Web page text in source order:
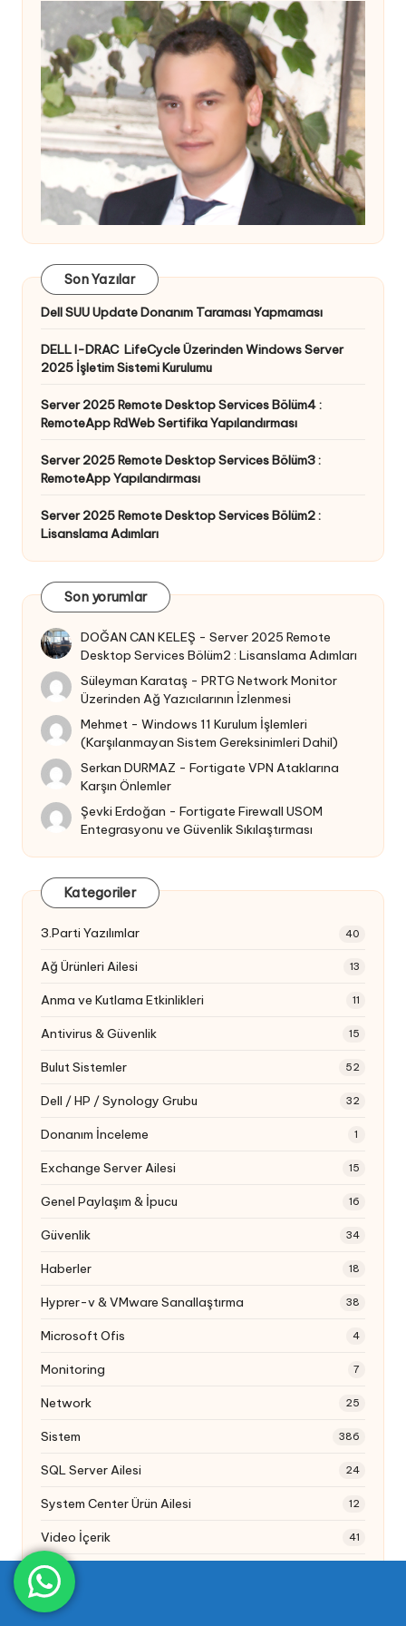
Son Yazılar
Dell SUU Update Donanım Taraması Yapmaması
DELL I-DRAC LifeCycle Üzerinden Windows Server
2025 İşletim Sistemi Kurulumu
Server 2025 Remote Desktop Services Bölüm4 :
RemoteApp RdWeb Sertifika Yapılandırması
Server 2025 Remote Desktop Services Bölüm3 :
RemoteApp Yapılandırması
Server 2025 Remote Desktop Services Bölüm2 :
Lisanslama Adımları
Son yorumlar
DOĞAN CAN KELEŞ -Server 2025 Remote
Desktop Services Bölüm2 : Lisanslama Adımları
Süleyman Karataş -PRTG Network Monitor
Üzerinden Ağ Yazıcılarının İzlenmesi
Mehmet -Windows 11 Kurulum İşlemleri
(Karşılanmayan Sistem Gereksinimleri Dahil)
Serkan DURMAZ -Fortigate VPN Ataklarına
Karşın Önlemler
Şevki Erdoğan -Fortigate Firewall USOM
Entegrasyonu ve Güvenlik Sıkılaştırması
Kategoriler
3.Parti Yazılımlar 40
Ağ Ürünleri Ailesi 13
Anma ve Kutlama Etkinlikleri 11
Antivirus & Güvenlik 15
Bulut Sistemler 52
Dell / HP / Synology Grubu 32
Donanım İnceleme 1
Exchange Server Ailesi 15
Genel Paylaşım & İpucu 16
Güvenlik 34
Haberler 18
Hyprer-v & VMware Sanallaştırma 38
Microsoft Ofis 4
Monitoring 7
Network 25
Sistem 386
SQL Server Ailesi 24
System Center Ürün Ailesi 12
Video İçerik 41
Webcast
Windows 7/8/10/11